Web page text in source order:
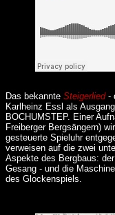
Das bekannte Steigerlied-
Karlheinz Essl als
BOCHUMSTEP. Einer
Freiberger Bergsängern)
gesteuerte Spieluhr
verweisen auf die zwei
Aspekte des Bergbaus:
Gesang - und die
des Glockenspiels.